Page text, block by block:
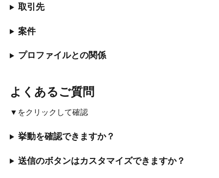
取引先
案件
プロファイルとの関係
よくあるご質問
▼をクリックして確認
挙動を確認できますか？
送信のボタンはカスタマイズできますか？